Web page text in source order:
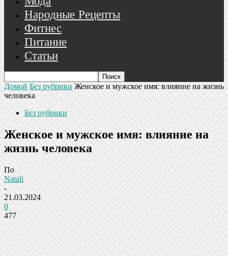
Народные Рецепты
Фитнес
Питание
Статьи
Домой Без рубрики Женское и мужское имя: влияние на жизнь
человека
Без рубрики
Женское и мужское имя: влияние на
жизнь человека
По
Natali
-
21.03.2024
0
477